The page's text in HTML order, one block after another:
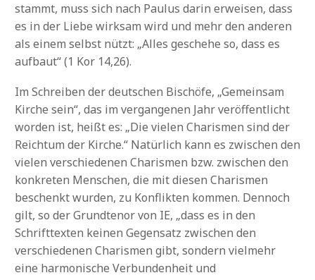
stammt, muss sich nach Paulus darin erweisen, dass
es in der Liebe wirksam wird und mehr den anderen
als einem selbst nützt: „Alles geschehe so, dass es
aufbaut“ (1 Kor 14,26).
Im Schreiben der deutschen Bischöfe, „Gemeinsam
Kirche sein“, das im vergangenen Jahr veröffentlicht
worden ist, heißt es: „Die vielen Charismen sind der
Reichtum der Kirche.“ Natürlich kann es zwischen den
vielen verschiedenen Charismen bzw. zwischen den
konkreten Menschen, die mit diesen Charismen
beschenkt wurden, zu Konflikten kommen. Dennoch
gilt, so der Grundtenor von IE, „dass es in den
Schrifttexten keinen Gegensatz zwischen den
verschiedenen Charismen gibt, sondern vielmehr
eine harmonische Verbundenheit und